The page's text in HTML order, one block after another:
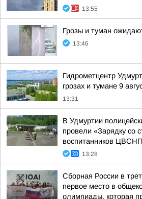
13:55
Грозы и туман
13:46
Гидрометцентр
грозах и тумане 9
13:31
В Удмуртии
провели «Зарядку со
воспитанников ЦВСНП
13:28
Сборная России в
первое место в
олимпиады, которая